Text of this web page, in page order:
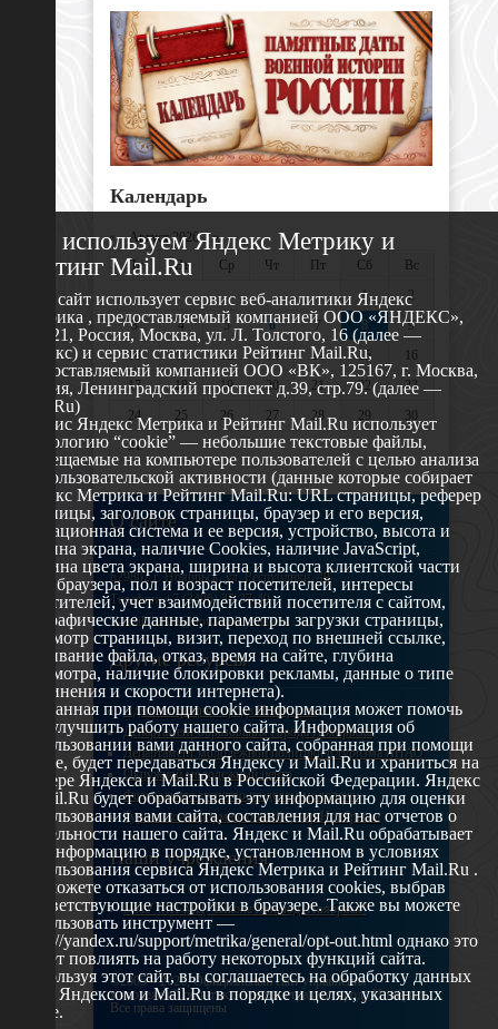
Календарь
«Август 2026 »
Пн
Вт Ср Чт Пт Сб
Вс
1
2
3
4 5 6 7 8
9
10
11 12 13 14 15
16
17
18 19 20 21 22
23
24
25 26 27 28 29
30
31
О сайте
629802 г. Ноябрьск, ул. Республики, 49
Телефон: +7 (3496) 35-37-49
E-mail: udsm@noyabrsk.yanao.ru
Другие ресурсы
Администрация города Ноябрьска
Департамент образования города Ноябрьска
Департамент молодежной политики и туризма ЯНАО
Окружной молодежный центр
Федеральное агенство по делам молодежи
Туристско-информационный центр Ноябрьска
Наши учреждения
МАУ МП МЦ "Школа Ямолод. Ноябрьск"
©2005 – 2026, Официальный сайт управления
молодежной политики Администрации города Ноябрьск
Все права защищены
Мы используем Яндекс Метрику и
Рейтинг Mail.Ru
Этот сайт использует сервис веб-аналитики Яндекс
Метрика , предоставляемый компанией ООО «ЯНДЕКС»,
119021, Россия, Москва, ул. Л. Толстого, 16 (далее —
Яндекс) и сервис статистики Рейтинг Mail.Ru,
предоставляемый компанией ООО «ВК», 125167, г. Москва,
Россия, Ленинградский проспект д.39, стр.79. (далее —
Mail.Ru)
Сервис Яндекс Метрика и Рейтинг Mail.Ru использует
технологию “cookie” — небольшие текстовые файлы,
размещаемые на компьютере пользователей с целью анализа
их пользовательской активности (данные которые собирает
Яндекс Метрика и Рейтинг Mail.Ru: URL страницы, реферер
страницы, заголовок страницы, браузер и его версия,
операционная система и ее версия, устройство, высота и
ширина экрана, наличие Cookies, наличие JavaScript,
глубина цвета экрана, ширина и высота клиентской части
окна браузера, пол и возраст посетителей, интересы
посетителей, учет взаимодействий посетителя с сайтом,
географические данные, параметры загрузки страницы,
просмотр страницы, визит, переход по внешней ссылке,
cкачивание файла, отказ, время на сайте, глубина
просмотра, наличие блокировки рекламы, данные о типе
соединения и скорости интернета).
Собранная при помощи cookie информация может помочь
нам улучшить работу нашего сайта. Информация об
использовании вами данного сайта, собранная при помощи
cookie, будет передаваться Яндексу и Mail.Ru и храниться на
сервере Яндекса и Mail.Ru в Российской Федерации. Яндекс
и Mail.Ru будет обрабатывать эту информацию для оценки
использования вами сайта, составления для нас отчетов о
деятельности нашего сайта. Яндекс и Mail.Ru обрабатывает
эту информацию в порядке, установленном в условиях
использования сервиса Яндекс Метрика и Рейтинг Mail.Ru .
Вы можете отказаться от использования cookies, выбрав
соответствующие настройки в браузере. Также вы можете
использовать инструмент —
https://yandex.ru/support/metrika/general/opt-out.html однако это
может повлиять на работу некоторых функций сайта.
Используя этот сайт, вы соглашаетесь на обработку данных
о вас Яндексом и Mail.Ru в порядке и целях, указанных
выше.